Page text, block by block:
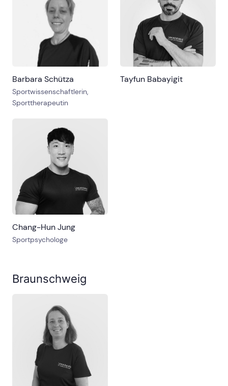
Barbara Schütza
Sportwissenschaftlerin,
Sporttherapeutin
Tayfun Babayigit
Chang-Hun Jung
Sportpsychologe
Braunschweig